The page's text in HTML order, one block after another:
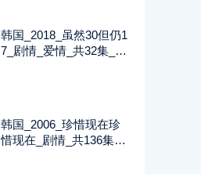
韩国_2018_虽然30但仍1
7_剧情_爱情_共32集_国
韩国_2006_珍惜现在珍
惜现在_剧情_共136集_